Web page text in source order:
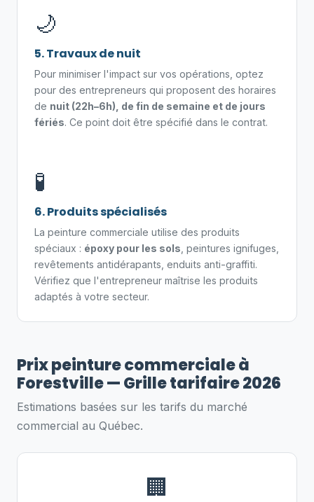
🌙
5. Travaux de nuit
Pour minimiser l'impact sur vos opérations, optez
pour des entrepreneurs qui proposent des horaires
de nuit (22h–6h), de fin de semaine et de jours
fériés. Ce point doit être spécifié dans le contrat.
🧪
6. Produits spécialisés
La peinture commerciale utilise des produits
spéciaux : époxy pour les sols , peintures ignifuges,
revêtements antidérapants, enduits anti-graffiti.
Vérifiez que l'entrepreneur maîtrise les produits
adaptés à votre secteur.
Prix peinture commerciale à
Forestville — Grille tarifaire 2026
Estimations basées sur les tarifs du marché
commercial au Québec.
🏢